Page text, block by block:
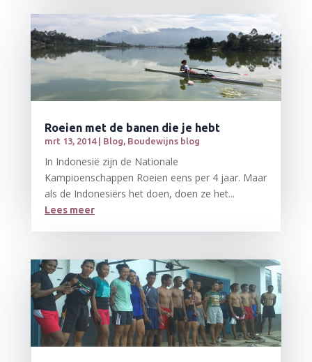
Roeien met de banen die je hebt
mrt 13, 2014| Blog Boudewijns blog
In Indonesië zijn de Nationale
Kampioenschappen Roeien eens per 4 jaar. Maar
als de Indonesiërs het doen, doen ze het...
Lees meer